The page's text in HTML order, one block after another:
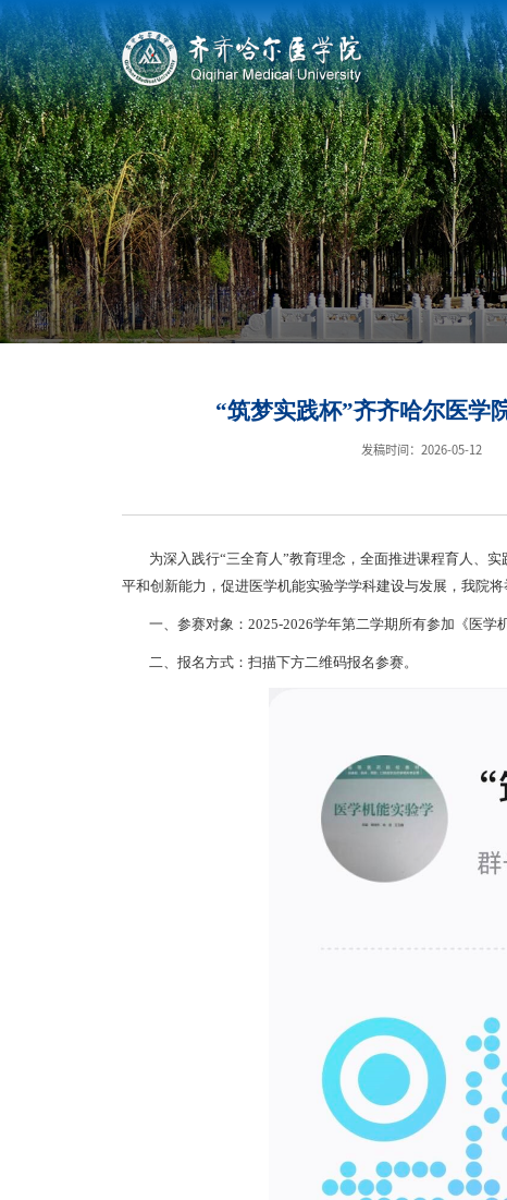
“筑梦实践杯”齐齐哈尔医学
发稿时间：2026-05-12
为深入践行“三全育人”教育理念，全面推进课程育人、
平和创新能力，促进医学机能实验学学科建设与发展，我院
一、参赛对象：2025-2026学年第二学期所有参加《医学
二、报名方式：扫描下方二维码报名参赛。